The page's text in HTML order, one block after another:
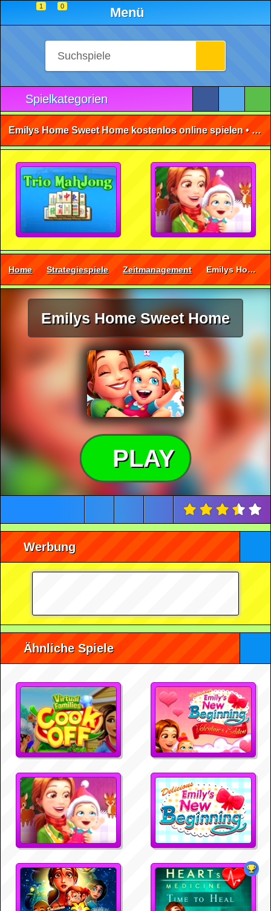
1 0 Menü
Spielkategorien
Emilys Home Sweet Home kostenlos online spielen • ohne Anmeldung 🕹️
Home Strategiespiele Zeitmanagement Emilys Home Sweet Home
Emilys Home Sweet Home
PLAY
Werbung
Ähnliche Spiele